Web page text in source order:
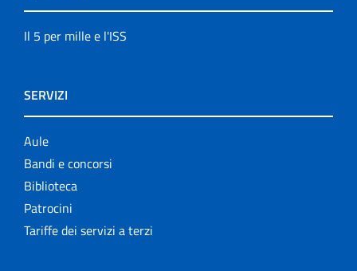
Il 5 per mille e l'ISS
SERVIZI
Aule
Bandi e concorsi
Biblioteca
Patrocini
Tariffe dei servizi a terzi